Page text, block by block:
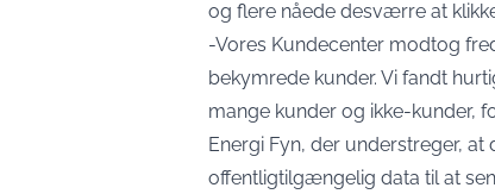
og flere nåede desværre at
-Vores Kundecenter modtog
bekymrede kunder. Vi fandt
mange kunder og ikke-kunder,
Energi Fyn, der understreger,
offentligtilgængelig data til at